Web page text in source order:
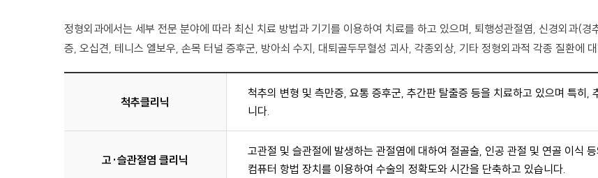
정형외과에서는 세부 전문 분야에 따라 최신 치료 방법과 기기를 이용하여 치료를 하고 있으며, 퇴행성관절염, 신경외과(
증, 오십견, 테니스 엘보우, 손목 터널 증후군, 방아쇠 수지, 대퇴골두무혈성 괴사, 각종외상, 기타 정형외과적 각종 질환에
척추클리닉
척추의 변형 및 측만증, 요통 증후군, 추간판 탈출증 등을 치료하고 있으며 특히,
니다.
고·슬관절염 클리닉
고관절 및 슬관절에 발생하는 관절염에 대하여 절골술, 인공 관절 및 연골 이식
컴퓨터 항법 장치를 이용하여 수술의 정확도와 시간을 단축하고 있습니다.